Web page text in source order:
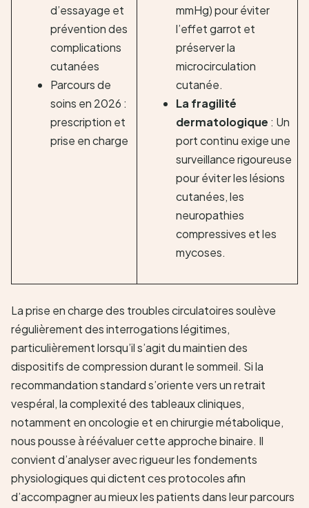
d’essayage et
prévention des
complications
cutanées
Parcours de
soins en 2026 :
prescription et
prise en charge
mmHg) pour éviter
l’effet garrot et
préserver la
microcirculation
cutanée.
La fragilité
dermatologique : Un
port continu exige une
surveillance rigoureuse
pour éviter les lésions
cutanées, les
neuropathies
compressives et les
mycoses.
La prise en charge des troubles circulatoires soulève
régulièrement des interrogations légitimes,
particulièrement lorsqu’il s’agit du maintien des
dispositifs de compression durant le sommeil. Si la
recommandation standard s’oriente vers un retrait
vespéral, la complexité des tableaux cliniques,
notamment en oncologie et en chirurgie métabolique,
nous pousse à réévaluer cette approche binaire. Il
convient d’analyser avec rigueur les fondements
physiologiques qui dictent ces protocoles afin
d’accompagner au mieux les patients dans leur parcours